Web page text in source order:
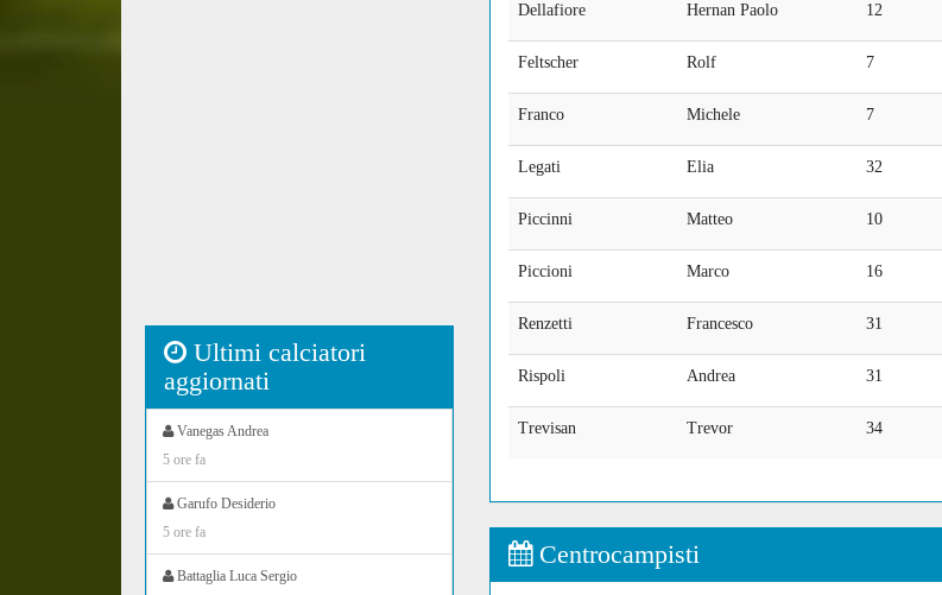
Ultimi calciatori
aggiornati
Vanegas Andrea
5 ore fa
Garufo Desiderio
5 ore fa
Battaglia Luca Sergio
Dellafiore Hernan Paolo 12
Feltscher Rolf 7
Franco Michele 7
Legati Elia 32
Piccinni Matteo 10
Piccioni Marco 16
Renzetti Francesco 31
Rispoli Andrea 31
Trevisan Trevor 34
Centrocampisti